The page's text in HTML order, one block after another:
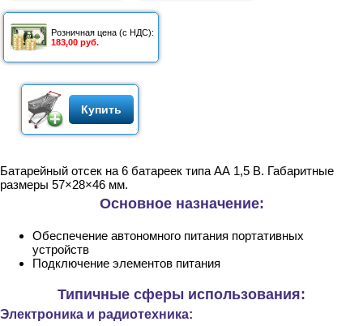
Розничная цена (с НДС):
183,00 руб.
Купить
Батарейный отсек на 6 батареек типа АА 1,5 В. Габаритные
размеры 57×28×46 мм.
Основное назначение:
Обеспечение автономного питания портативных
устройств
Подключение элементов питания
Типичные сферы использования:
Электроника и радиотехника: